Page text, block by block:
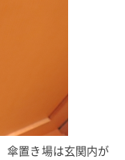
傘置き場は玄関内が